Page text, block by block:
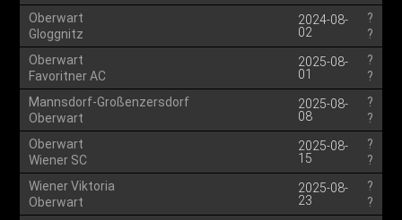
Oberwart
Gloggnitz
2024-08-
02
?
?
Oberwart
Favoritner AC
2025-08-
01
?
?
Mannsdorf-Großenzersdorf
Oberwart
2025-08-
08
?
?
Oberwart
Wiener SC
2025-08-
15
?
?
Wiener Viktoria
Oberwart
2025-08-
23
?
?